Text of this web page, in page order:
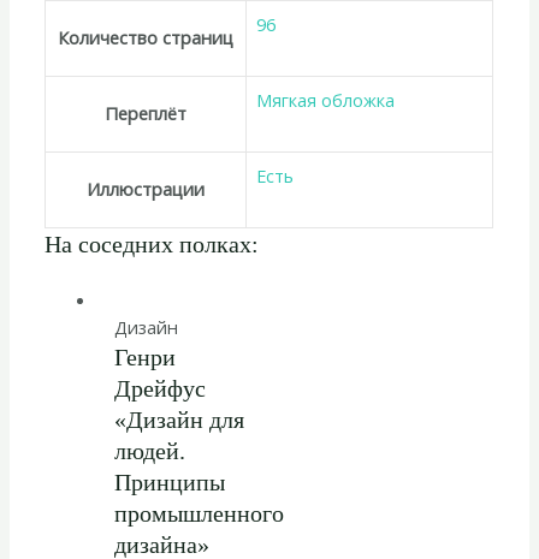
Количество страниц
96
Переплёт
Мягкая обложка
Иллюстрации
Есть
На соседних полках:
Дизайн
Генри
Дрейфус
«Дизайн для
людей.
Принципы
промышленного
дизайна»